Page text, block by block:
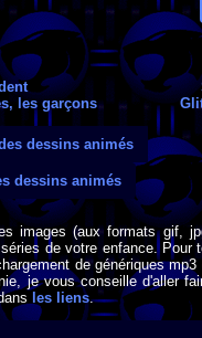
les garçons
dessins animés
dessins animés
images (aux formats gif,
de votre enfance. Pour
de génériques mp3
je vous conseille d'aller
les liens.